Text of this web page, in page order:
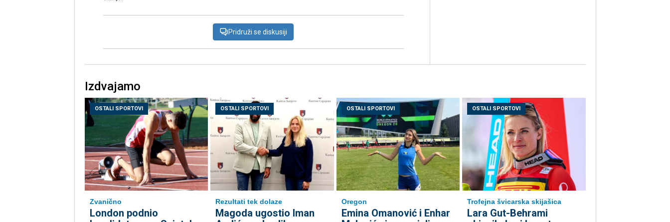
Pridruži se diskusiji
Izdvajamo
OSTALI SPORTOVI
Zvanično
London podnio
OSTALI SPORTOVI
Rezultati tek dolaze
Magoda ugostio Iman
OSTALI SPORTOVI
Oregon
Emina Omanović i Enhar
OSTALI SPORTOVI
Trofejna švicarska skijašica
Lara Gut-Behrami